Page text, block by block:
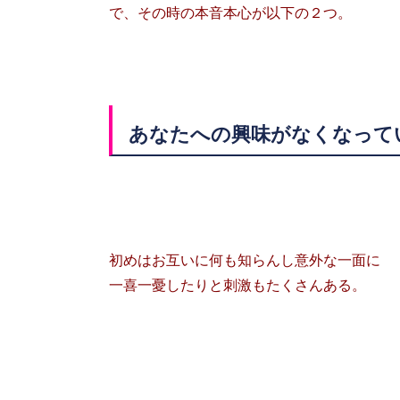
で、その時の本音本心が以下の２つ。
あなたへの興味がなくなって
初めはお互いに何も知らんし意外な一面に
一喜一憂したりと刺激もたくさんある。